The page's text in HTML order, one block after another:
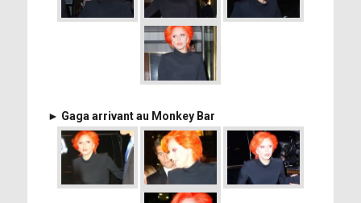
► Gaga arrivant au Monkey Bar